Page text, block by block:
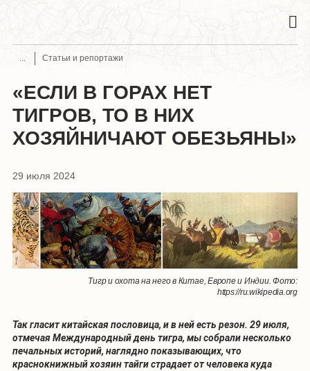
Статьи и репортажи
«ЕСЛИ В ГОРАХ НЕТ
ТИГРОВ, ТО В НИХ
ХОЗЯЙНИЧАЮТ ОБЕЗЬЯНЫ»
29 июля 2024
Тигр и охота на него в Китае, Европе и Индии. Фото:
https://ru.wikipedia.org
Так гласит китайская пословица, и в ней есть резон. 29 июля,
отмечая Международный день тигра, мы собрали несколько
печальных историй, наглядно показывающих, что
краснокнижный хозяин тайги страдает от человека куда